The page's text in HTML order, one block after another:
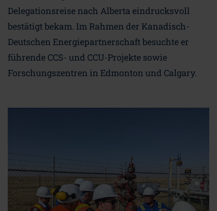
Delegationsreise nach Alberta eindrucksvoll
bestätigt bekam. Im Rahmen der Kanadisch-
Deutschen Energiepartnerschaft besuchte er
führende CCS- und CCU-Projekte sowie
Forschungszentren in Edmonton und Calgary.